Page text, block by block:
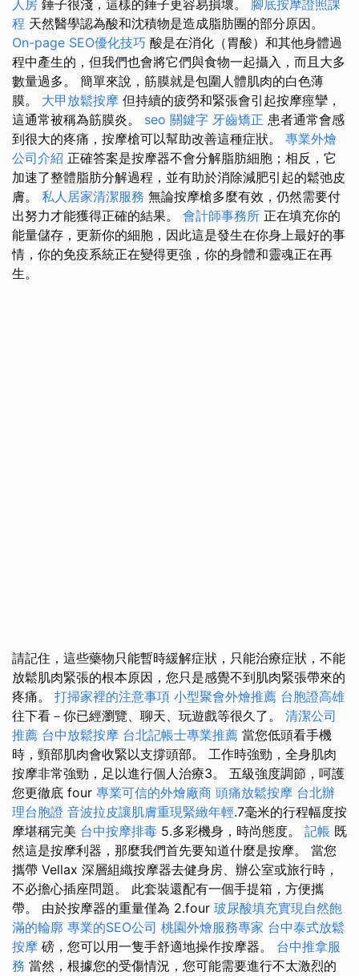
人房 錘子很淺，這樣的錘子更容易損壞。 腳底按摩證照課
程 天然醫學認為酸和沈積物是造成脂肪團的部分原因。
On-page SEO優化技巧 酸是在消化（胃酸）和其他身體過
程中產生的，但我們也會將它們與食物一起攝入，而且大多
數量過多。 簡單來說，筋膜就是包圍人體肌肉的白色薄
膜。 大甲放鬆按摩 但持續的疲勞和緊張會引起按摩痙攣，
這通常被稱為筋膜炎。 seo 關鍵字 牙齒矯正 患者通常會感
到很大的疼痛，按摩槍可以幫助改善這種症狀。 專業外燴
公司介紹 正確答案是按摩器不會分解脂肪細胞；相反，它
加速了整體脂肪分解過程，並有助於消除減肥引起的鬆弛皮
膚。 私人居家清潔服務 無論按摩槍多麼有效，仍然需要付
出努力才能獲得正確的結果。 會計師事務所 正在填充你的
能量儲存，更新你的細胞，因此這是發生在你身上最好的事
情，你的免疫系統正在變得更強，你的身體和靈魂正在再
生。
請記住，這些藥物只能暫時緩解症狀，只能治療症狀，不能
放鬆肌肉緊張的根本原因，您只是感覺不到肌肉緊張帶來的
疼痛。 打掃家裡的注意事項 小型聚會外燴推薦 台胞證高雄
往下看－你已經瀏覽、聊天、玩遊戲等很久了。 清潔公司
推薦 台中放鬆按摩 台北記帳士專業推薦 當您低頭看手機
時，頸部肌肉會收緊以支撐頭部。 工作時強勁，全身肌肉
按摩非常強勁，足以進行個人治療3。 五級強度調節，呵護
您更徹底 four 專業可信的外燴廠商 頭痛放鬆按摩 台北辦
理台胞證 音波拉皮讓肌膚重現緊緻年輕.7毫米的行程幅度按
摩堪稱完美 台中按摩排毒 5.多彩機身，時尚態度。 記帳 既
然這是按摩利器，那麼我們首先要知道什麼是按摩。 當您
攜帶 Vellax 深層組織按摩器去健身房、辦公室或旅行時，
不必擔心插座問題。 此套裝還配有一個手提箱，方便攜
帶。 由於按摩器的重量僅為 2.four 玻尿酸填充實現自然飽
滿的輪廓 專業的SEO公司 桃園外燴服務專家 台中泰式放鬆
按摩 磅，您可以用一隻手舒適地操作按摩器。 台中推拿服
務 當然，根據您的受傷情況，您可能需要進行不太激烈的